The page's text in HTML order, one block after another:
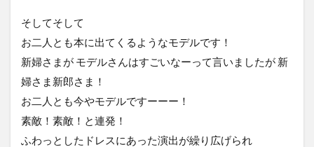
そしてそして
お二人とも本に出てくるようなモデルです！
新婦さまが モデルさんはすごいなーって言いましたが 新
婦さま新郎さま！
お二人とも今やモデルですーーー！
素敵！素敵！と連発！
ふわっとしたドレスにあった演出が繰り広げられ